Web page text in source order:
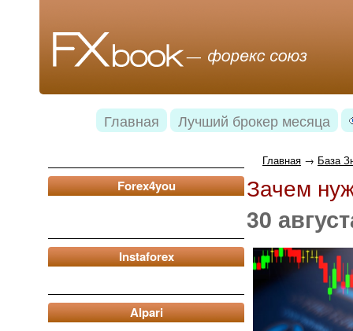
Главная Лучший брокер месяца
Forex4you
Instaforex
Alpari
Главная → База
Зачем
30